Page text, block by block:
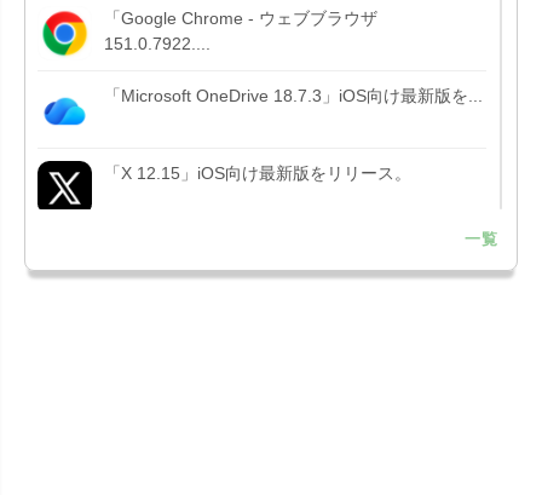
「Google Chrome - ウェブブラウザ
151.0.7922....
「Microsoft OneDrive 18.7.3」iOS向け最新版を...
「X 12.15」iOS向け最新版をリリース。
Liguid G...
一覧